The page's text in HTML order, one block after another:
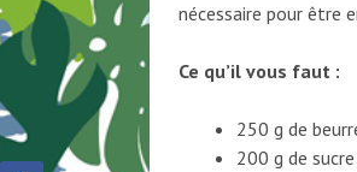
nécessaire pour être
Ce qu’il vous faut :
250 g de
200 g de